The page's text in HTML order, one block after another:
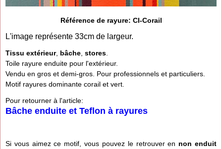
Référence de rayure: CI-Corail
L'image représente 33cm de largeur.
Tissu extérieur, bâche stores
Toile rayure enduite pour l'extérieur.
Vendu en gros et demi-gros. Pour professionnels et particuliers.
Motif rayures dominante corail et vert.
Pour retourner à l'article:
Bâche enduite et Teflon à rayures
Si vous aimez ce motif, vous pouvez le retrouver en non enduit